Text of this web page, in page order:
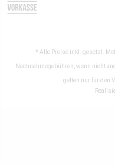
* Alle Preise inkl. gesetzl.
Nachnahmegebühren, wenn nicht
gelten nur für den